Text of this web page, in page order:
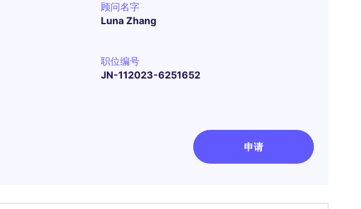
顾问名字
Luna Zhang
职位编号
JN-112023-6251652
申请